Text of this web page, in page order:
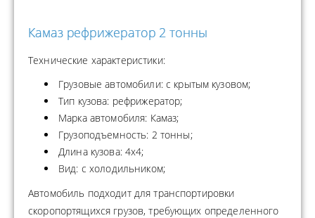
Камаз рефрижератор 2 тонны
Технические характеристики:
Грузовые автомобили: с крытым кузовом;
Тип кузова: рефрижератор;
Марка автомобиля: Камаз;
Грузоподъемность: 2 тонны;
Длина кузова: 4x4;
Вид: с холодильником;
Автомобиль подходит для транспортировки
скоропортящихся грузов, требующих определенного